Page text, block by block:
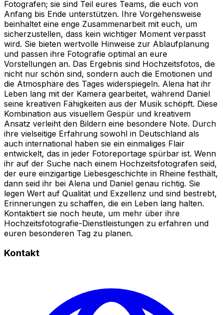
Fotografen; sie sind Teil eures Teams, die euch von
Anfang bis Ende unterstützen. Ihre Vorgehensweise
beinhaltet eine enge Zusammenarbeit mit euch, um
sicherzustellen, dass kein wichtiger Moment verpasst
wird. Sie bieten wertvolle Hinweise zur Ablaufplanung
und passen ihre Fotografie optimal an eure
Vorstellungen an. Das Ergebnis sind Hochzeitsfotos, die
nicht nur schön sind, sondern auch die Emotionen und
die Atmosphäre des Tages widerspiegeln. Alena hat ihr
Leben lang mit der Kamera gearbeitet, während Daniel
seine kreativen Fähigkeiten aus der Musik schöpft. Diese
Kombination aus visuellem Gespür und kreativem
Ansatz verleiht den Bildern eine besondere Note. Durch
ihre vielseitige Erfahrung sowohl in Deutschland als
auch international haben sie ein einmaliges Flair
entwickelt, das in jeder Fotoreportage spürbar ist. Wenn
ihr auf der Suche nach einem Hochzeitsfotografen seid,
der eure einzigartige Liebesgeschichte in Rheine festhält,
dann seid ihr bei Alena und Daniel genau richtig. Sie
legen Wert auf Qualität und Exzellenz und sind bestrebt,
Erinnerungen zu schaffen, die ein Leben lang halten.
Kontaktiert sie noch heute, um mehr über ihre
Hochzeitsfotografie-Dienstleistungen zu erfahren und
euren besonderen Tag zu planen.
Kontakt